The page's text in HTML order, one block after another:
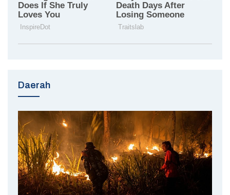
Daerah